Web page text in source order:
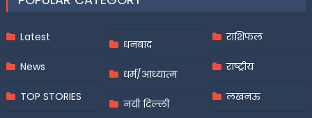
Latest
News
TOP STORIES
धनबाद
धर्म/आध्यात्म
नयी दिल्ली
राशिफल
राष्ट्रीय
लखनऊ